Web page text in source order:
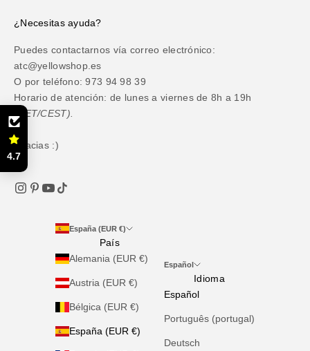
¿Necesitas ayuda?
Puedes contactarnos vía correo electrónico:
atc@yellowshop.es
O por teléfono: 973 94 98 39
Horario de atención: de lunes a viernes de 8h a 19h
(CET/CEST).
Gracias :)
España (EUR €)
País
Alemania (EUR €)
Austria (EUR €)
Bélgica (EUR €)
España (EUR €)
Español
Idioma
Español
Português (portugal)
Deutsch
4.7